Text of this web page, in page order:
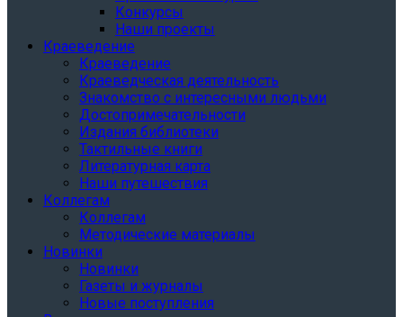
Конкурсы
Наши проекты
Краеведение
Краеведение
Краеведческая деятельность
Знакомство с интересными людьми
Достопримечательности
Издания библиотеки
Тактильные книги
Литературная карта
Наши путешествия
Коллегам
Коллегам
Методические материалы
Новинки
Новинки
Газеты и журналы
Новые поступления